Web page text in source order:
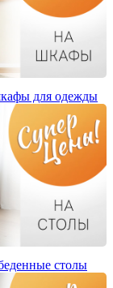
для одежды
столы